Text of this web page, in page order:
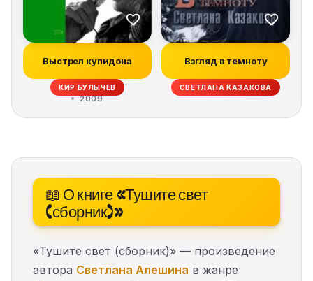
Выстрел купидона
КИР БУЛЫЧЕВ
2009
Взгляд в темноту
СВЕТЛАНА КАЗАКОВА
📖 О книге «Тушите свет
(сборник)»
«Тушите свет (сборник)» — произведение
автора Светлана Алешина в жанре